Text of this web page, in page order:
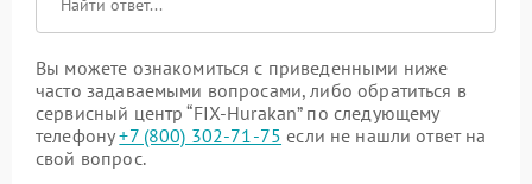
Вы можете ознакомиться с приведенными ниже
часто задаваемыми вопросами, либо обратиться в
сервисный центр “FIX-Hurakan” по следующему
телефону+7 (800) 302-71-75 если не нашли ответ на
свой вопрос.